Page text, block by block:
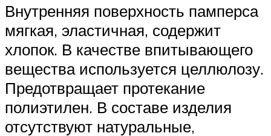
Внутренняя поверхность памперса
мягкая, эластичная, содержит
хлопок. В качестве впитывающего
вещества используется целлюлозу.
Предотвращает протекание
полиэтилен. В составе изделия
отсутствуют натуральные,